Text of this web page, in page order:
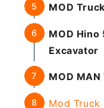
MOD
MOD
Excavator
MOD MAN
Mod Truck